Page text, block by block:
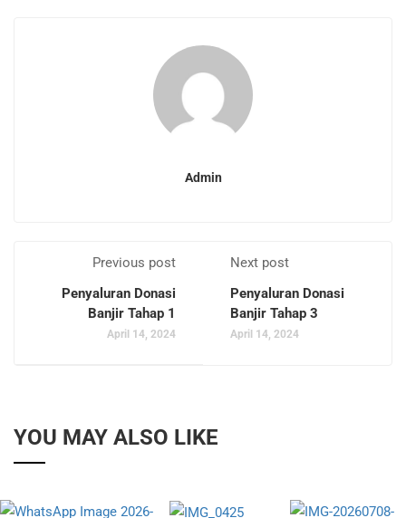
Admin
Previous post
Penyaluran Donasi
Banjir Tahap 1
April 14, 2024
Next post
Penyaluran Donasi
Banjir Tahap 3
April 14, 2024
YOU MAY ALSO LIKE